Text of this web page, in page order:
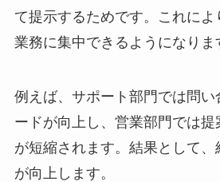
て提示するためです。これに
業務に集中できるようになりま
例えば、サポート部門では問
ードが向上し、営業部門では提
が短縮されます。結果として
が向上します。